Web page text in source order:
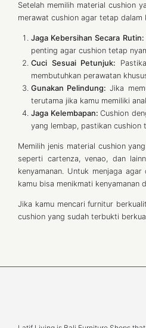
Setelah memilih material cushion
merawat cushion agar tetap dalam
Jaga Kebersihan Secara Rutin:
penting agar cushion tetap
Cuci Sesuai Petunjuk:
membutuhkan perawatan
Gunakan Pelindung:Jika
terutama jika kamu memiliki
Jaga Kelembapan:Cushion
yang lembap, pastikan cushion
Memilih jenis material cushion
seperti cartenza, venao, dan
kenyamanan. Untuk menjaga
kamu bisa menikmati kenyamanan
Jika kamu mencari furnitur
cushion yang sudah terbukti